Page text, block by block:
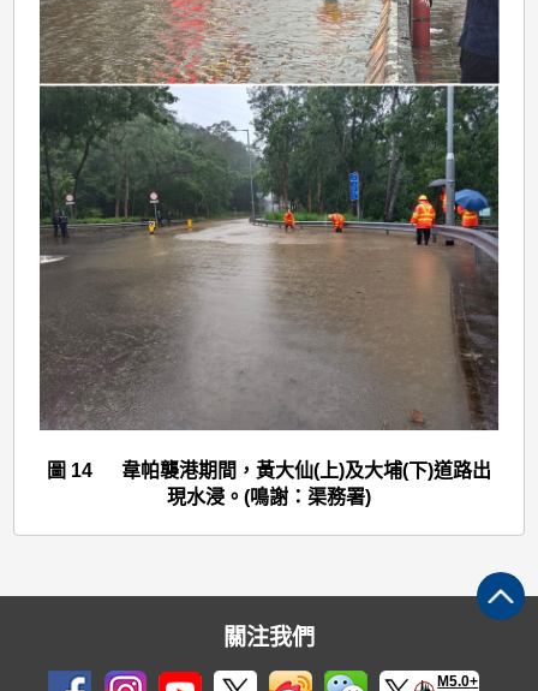
圖
14
圖 14 韋帕襲港期間，黃大仙(上)及大埔(下)道路出
現水浸。(鳴謝：渠務署)
關注我們
M5.0+